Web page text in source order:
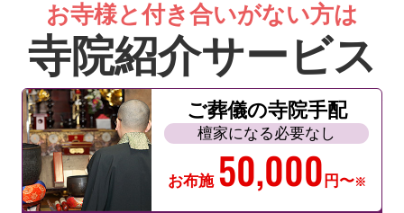
お寺様と付き合いがない方は
寺院紹介サービス
ご葬儀の寺院手配
檀家になる必要なし
お布施 50,000 円〜※